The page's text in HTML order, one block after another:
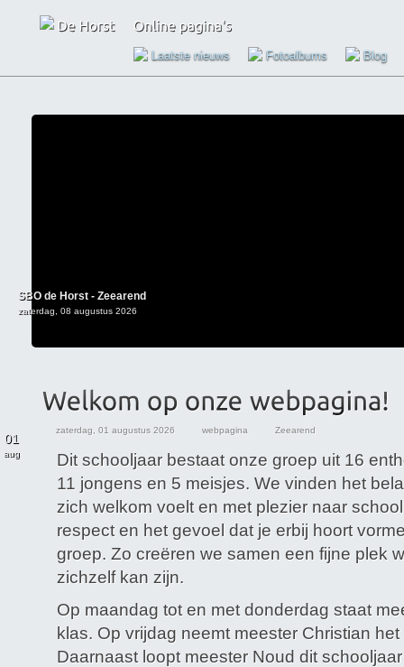
Laatste nieuws Fotoalbums Blog
SBO de Horst - Zeearend
zaterdag, 08 augustus 2026
01
aug
zaterdag, 01 augustus 2026 webpagina Zeearend
Dit schooljaar bestaat onze groep uit 16
11 jongens en 5 meisjes. We vinden het
zich welkom voelt en met plezier naar
respect en het gevoel dat je erbij hoort
groep. Zo creëren we samen een fijne plek
zichzelf kan zijn.
Op maandag tot en met donderdag staat
klas. Op vrijdag neemt meester Christian
Daarnaast loopt meester Noud dit